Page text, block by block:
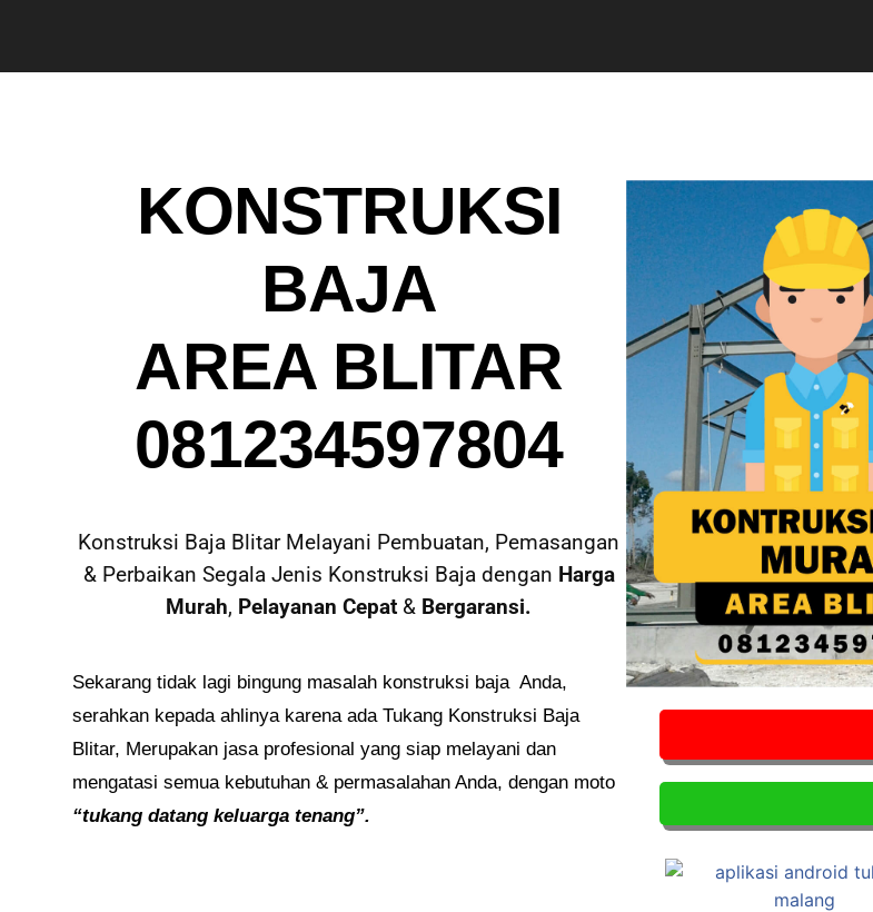
KONSTRUKSI
BAJA
AREA BLITAR
081234597804
Konstruksi Baja Blitar Melayani Pembuatan, Pemasangan
& Perbaikan Segala Jenis Konstruksi Baja dengan Harga
Murah, Pelayanan Cepat & Bergaransi.
Sekarang tidak lagi bingung masalah konstruksi baja Anda,
serahkan kepada ahlinya karena ada Tukang Konstruksi Baja
Blitar, Merupakan jasa profesional yang siap melayani dan
mengatasi semua kebutuhan & permasalahan Anda, dengan moto
“tukang datang keluarga tenang”.